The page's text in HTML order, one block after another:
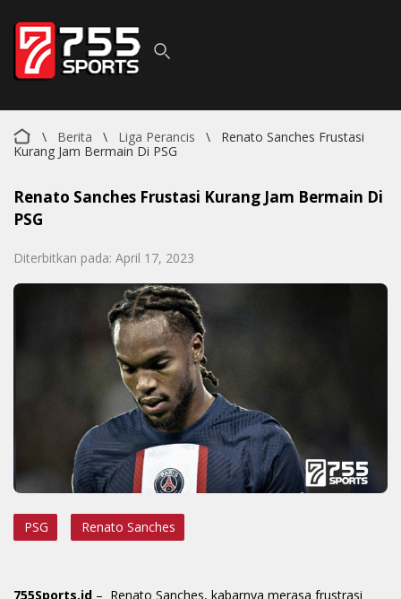
\ Berita \ Liga Perancis \
Renato Sanches Frustasi
Kurang Jam Bermain Di PSG
Renato Sanches Frustasi Kurang Jam Bermain Di
PSG
Diterbitkan pada: April 17, 2023
PSG Renato Sanches
755Sports.id – Renato Sanches, kabarnya merasa frustrasi